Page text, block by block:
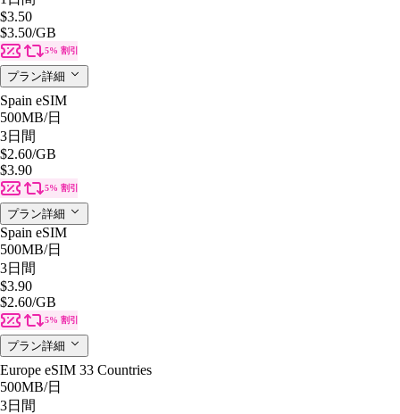
$3.50
$3.50/GB
5% 割引
プラン詳細
Spain eSIM
500MB/日
3日間
$2.60/GB
$3.90
5% 割引
プラン詳細
Spain eSIM
500MB/日
3日間
$3.90
$2.60/GB
5% 割引
プラン詳細
Europe eSIM 33 Countries
500MB/日
3日間